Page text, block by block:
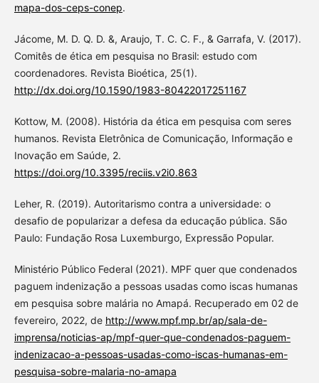
mapa-dos-ceps-conep.
Jácome, M. D. Q. D. &, Araujo, T. C. C. F., & Garrafa, V. (2017).
Comitês de ética em pesquisa no Brasil: estudo com
coordenadores. Revista Bioética, 25(1).
http://dx.doi.org/10.1590/1983-80422017251167
Kottow, M. (2008). História da ética em pesquisa com seres
humanos. Revista Eletrônica de Comunicação, Informação e
Inovação em Saúde, 2.
https://doi.org/10.3395/reciis.v2i0.863
Leher, R. (2019). Autoritarismo contra a universidade: o
desafio de popularizar a defesa da educação pública. São
Paulo: Fundação Rosa Luxemburgo, Expressão Popular.
Ministério Público Federal (2021). MPF quer que condenados
paguem indenização a pessoas usadas como iscas humanas
em pesquisa sobre malária no Amapá. Recuperado em 02 de
fevereiro, 2022, de http://www.mpf.mp.br/ap/sala-de-
imprensa/noticias-ap/mpf-quer-que-condenados-paguem-
indenizacao-a-pessoas-usadas-como-iscas-humanas-em-
pesquisa-sobre-malaria-no-amapa